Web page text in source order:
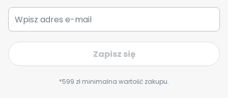
Zapisz się
*599 zł minimalna wartość zakupu.